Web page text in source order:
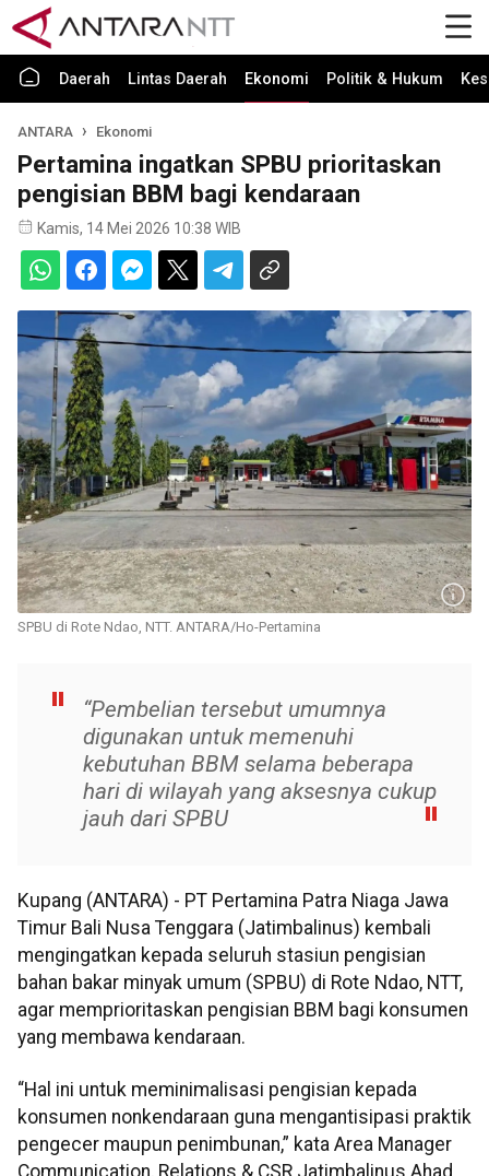
Daerah Lintas Daerah Ekonomi Politik & Hukum
ANTARA Ekonomi
Pertamina ingatkan SPBU prioritaskan
pengisian BBM bagi kendaraan
Kamis, 14 Mei 2026 10:38 WIB
SPBU di Rote Ndao, NTT. ANTARA/Ho-Pertamina
“Pembelian tersebut umumnya
digunakan untuk memenuhi
kebutuhan BBM selama beberapa
hari di wilayah yang aksesnya cukup
jauh dari SPBU
Kupang (ANTARA) - PT Pertamina Patra Niaga Jawa
Timur Bali Nusa Tenggara (Jatimbalinus) kembali
mengingatkan kepada seluruh stasiun pengisian
bahan bakar minyak umum (SPBU) di Rote Ndao, NTT,
agar memprioritaskan pengisian BBM bagi konsumen
yang membawa kendaraan.
“Hal ini untuk meminimalisasi pengisian kepada
konsumen nonkendaraan guna mengantisipasi praktik
pengecer maupun penimbunan,” kata Area Manager
Communication, Relations & CSR Jatimbalinus Ahad